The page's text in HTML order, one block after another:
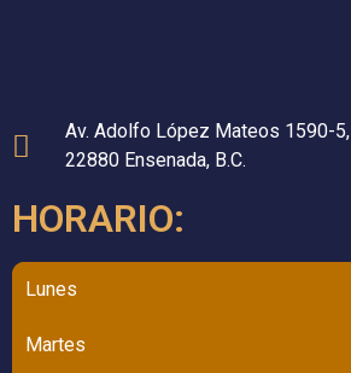
Av. Adolfo López Mateos 1590-
22880 Ensenada, B.C.
HORARIO:
Lunes
Martes